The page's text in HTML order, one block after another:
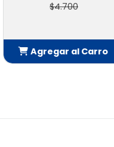
$4.700
Agregar al Carro